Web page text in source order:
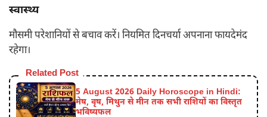
स्वास्थ्य
मौसमी परेशानियों से बचाव करें। नियमित दिनचर्या अपनाना फायदेमंद
रहेगा।
Related Post
5 August 2026 Daily Horoscope in Hindi:
मेष, वृष, मिथुन से मीन तक सभी राशियों का विस्तृत
भविष्यफल